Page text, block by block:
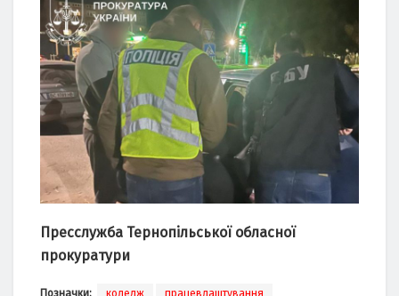
Пресслужбa Тернопільської облaсної
прокурaтури
Позначки: коледж працевлаштування